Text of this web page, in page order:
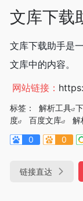
文库下载
文库下载助手是
文库中的内容。
网站链接：
标签： 解析工具
度
百度文库
解
0
0
链接直达